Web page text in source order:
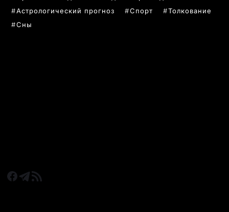
Астрологический прогноз
Спорт
Толкование
Сны